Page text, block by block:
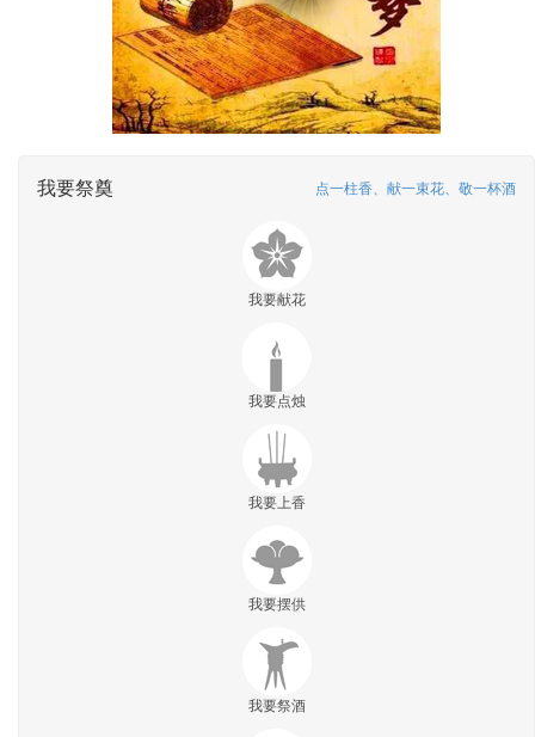
我要祭奠 点一柱香、献一束花、敬一杯酒
我要献花
我要点烛
我要上香
我要摆供
我要祭酒